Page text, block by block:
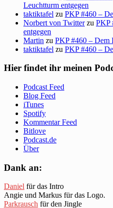
Leuchtturm entgegen
taktiktafel zu PKP #460 –
Norbert von Twitterzu PKP
entgegen
Martin zu PKP #460 – Dem
taktiktafel zu PKP #460 –
Hier findet ihr meinen
Podcast Feed
Blog Feed
iTunes
Spotify
Kommentar Feed
Bitlove
Podcast.de
Über
Dank an:
Daniel für das Intro
Angie und Markus für das Logo.
Parkrausch für den Jingle